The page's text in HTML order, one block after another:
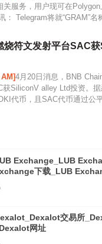
关服务，用户现可在
： Telegram将就“GRAM”名
烧符文发射平台SAC
4月20日消息，BNB
获SiliconV alley Ltd投资。
代币，且SAC代币通过公
Exchange_LUB
下载_LUB
交易所
网址